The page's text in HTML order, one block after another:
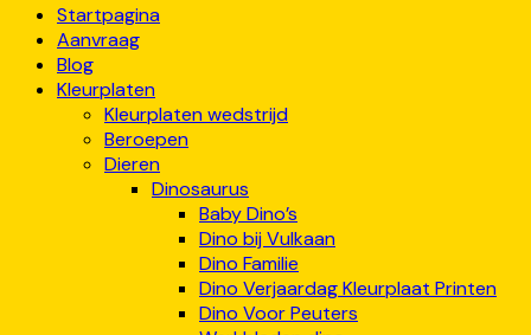
Startpagina
Aanvraag
Blog
Kleurplaten
Kleurplaten wedstrijd
Beroepen
Dieren
Dinosaurus
Baby Dino’s
Dino bij Vulkaan
Dino Familie
Dino Verjaardag Kleurplaat Printen
Dino Voor Peuters